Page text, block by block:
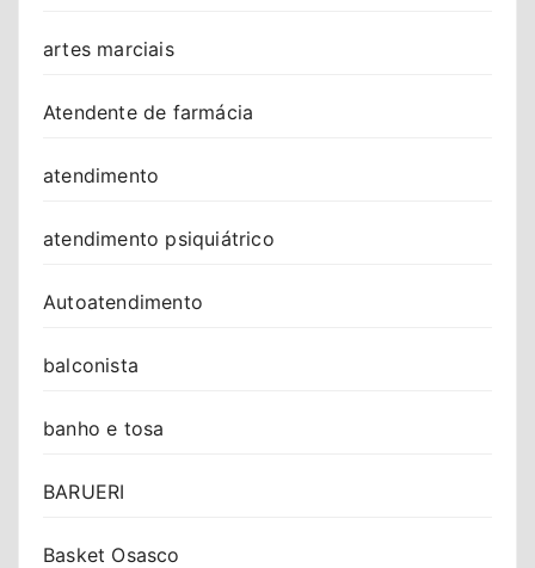
artes marciais
Atendente de farmácia
atendimento
atendimento psiquiátrico
Autoatendimento
balconista
banho e tosa
BARUERI
Basket Osasco